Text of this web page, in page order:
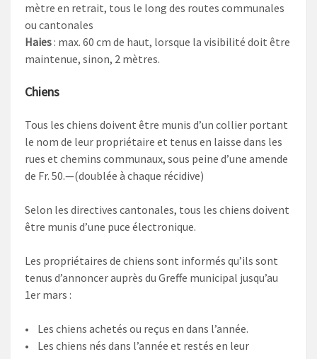
mètre en retrait, tous le long des routes communales
ou cantonales
Haies : max. 60 cm de haut, lorsque la visibilité doit être
maintenue, sinon, 2 mètres.
Chiens
Tous les chiens doivent être munis d’un collier portant
le nom de leur propriétaire et tenus en laisse dans les
rues et chemins communaux, sous peine d’une amende
de Fr. 50.—(doublée à chaque récidive)
Selon les directives cantonales, tous les chiens doivent
être munis d’une puce électronique.
Les propriétaires de chiens sont informés qu’ils sont
tenus d’annoncer auprès du Greffe municipal jusqu’au
1er mars :
• Les chiens achetés ou reçus en dans l’année.
• Les chiens nés dans l’année et restés en leur